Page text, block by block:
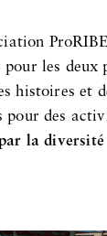
les
histoires et
des
la